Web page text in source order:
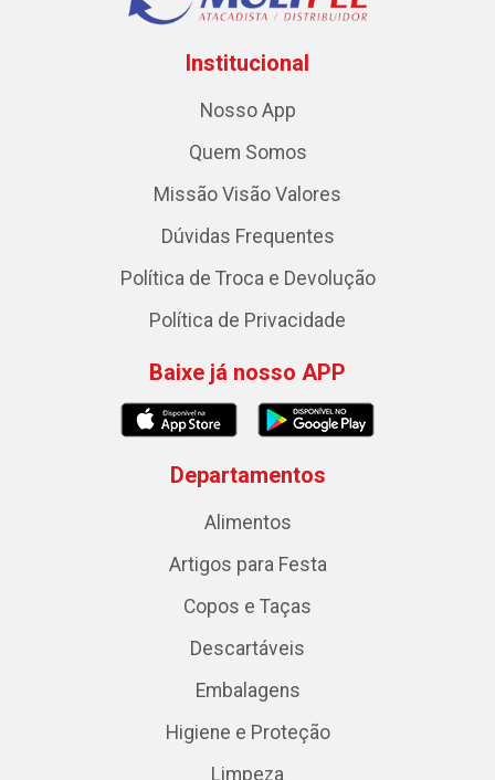
Institucional
Nosso App
Quem Somos
Missão Visão Valores
Dúvidas Frequentes
Política de Troca e Devolução
Política de Privacidade
Baixe já nosso APP
Departamentos
Alimentos
Artigos para Festa
Copos e Taças
Descartáveis
Embalagens
Higiene e Proteção
Limpeza